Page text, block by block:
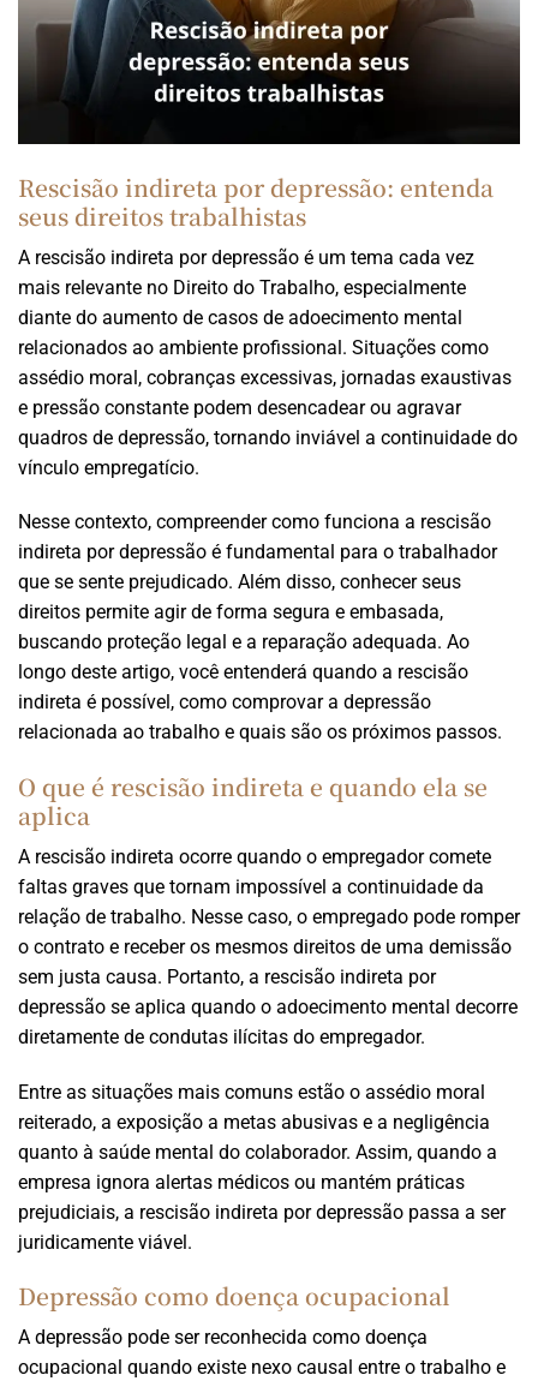
Rescisão indireta por depressão: entenda
seus direitos trabalhistas
A rescisão indireta por depressão é um tema cada vez
mais relevante no Direito do Trabalho, especialmente
diante do aumento de casos de adoecimento mental
relacionados ao ambiente profissional. Situações como
assédio moral, cobranças excessivas, jornadas exaustivas
e pressão constante podem desencadear ou agravar
quadros de depressão, tornando inviável a continuidade do
vínculo empregatício.
Nesse contexto, compreender como funciona a rescisão
indireta por depressão é fundamental para o trabalhador
que se sente prejudicado. Além disso, conhecer seus
direitos permite agir de forma segura e embasada,
buscando proteção legal e a reparação adequada. Ao
longo deste artigo, você entenderá quando a rescisão
indireta é possível, como comprovar a depressão
relacionada ao trabalho e quais são os próximos passos.
O que é rescisão indireta e quando ela se
aplica
A rescisão indireta ocorre quando o empregador comete
faltas graves que tornam impossível a continuidade da
relação de trabalho. Nesse caso, o empregado pode romper
o contrato e receber os mesmos direitos de uma demissão
sem justa causa. Portanto, a rescisão indireta por
depressão se aplica quando o adoecimento mental decorre
diretamente de condutas ilícitas do empregador.
Entre as situações mais comuns estão o assédio moral
reiterado, a exposição a metas abusivas e a negligência
quanto à saúde mental do colaborador. Assim, quando a
empresa ignora alertas médicos ou mantém práticas
prejudiciais, a rescisão indireta por depressão passa a ser
juridicamente viável.
Depressão como doença ocupacional
A depressão pode ser reconhecida como doença
ocupacional quando existe nexo causal entre o trabalho e